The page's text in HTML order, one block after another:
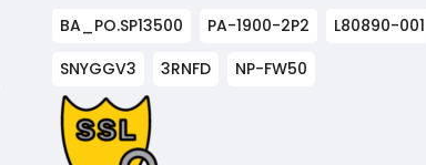
BA_PO.SP13500 PA-1900-2P2
L80890-001
SNYGGV3
3RNFD NP-FW50